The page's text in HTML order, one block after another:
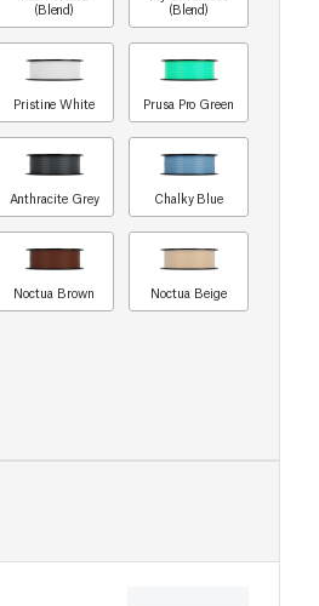
(Blend)
(Blend)
Pristine White Prusa Pro Green
Anthracite Grey Chalky Blue
Noctua Brown Noctua Beige